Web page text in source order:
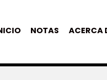
NOTAS ACERCA